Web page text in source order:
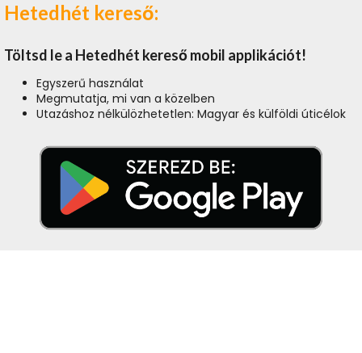
Hetedhét kereső:
Töltsd le a Hetedhét kereső mobil applikációt!
Egyszerű használat
Megmutatja, mi van a közelben
Utazáshoz nélkülözhetetlen: Magyar és külföldi úticélok